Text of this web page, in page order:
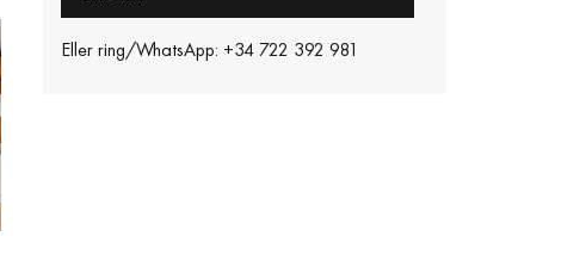
Eller ring/WhatsApp: +34 722 392 981